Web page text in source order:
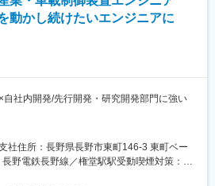
いと強く考えています。
める業務
々なチャレンジが可能◎
お客様との直接やり取りとなっているため
同研究開発を進めており、独立系でありな
います。
そ、裁量権をもって幅広くチャレンジがで
われる点が魅力となっています。
動かし続けたいエンジニアに
自社内開発/先行開発・研究開発部門に強い
製造装置向けソフトウェア開発を担当いた
アルゴリズム検討、設計、実装、テストま
社住所：長野県長野市東町146-3 東町ベー
野電鉄長野線／権堂駅駅受動喫煙対策：屋
：全国の当社拠点